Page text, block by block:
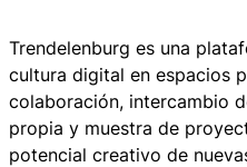
Trendelenburg es una
cultura digital en espacios
colaboración, intercambio
propia y muestra de
potencial creativo de